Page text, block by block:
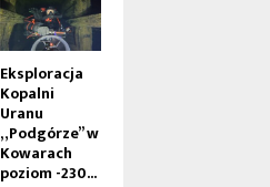
Eksploracja
Kopalni
Uranu
„Podgórze” w
Kowarach
poziom -230...